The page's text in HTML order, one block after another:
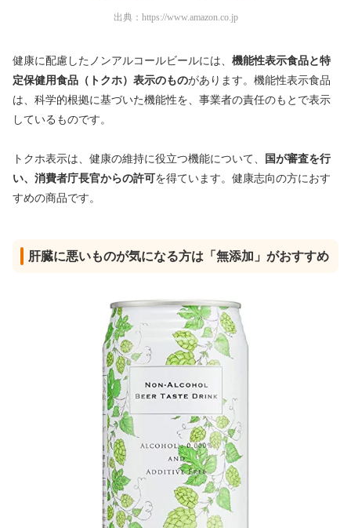
出典： https://www.amazon.co.jp
健康に配慮したノンアルコールビールには、 機能性表示食品と特
定保健用食品（トクホ）表示のものがあります。機能性表示食品
は、科学的根拠に基づいた機能性を、事業者の責任のもとで表示
しているものです。
トクホ表示は、健康の維持に役立つ機能について、
国が審査を行
い、消費者庁長官からの許可を得ています。健康志向の方におす
すめの商品です。
肝臓に悪いものが気になる方は「無添加」がおすすめ